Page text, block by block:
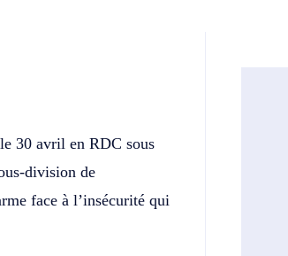
30 avril en RDC sous
division de
face à l’insécurité qui